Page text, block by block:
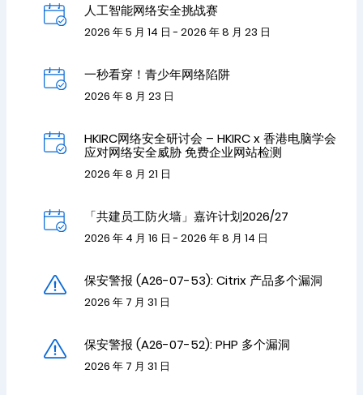
人工智能网络安全挑战赛
2026 年 5 月 14 日 - 2026 年 8 月 23 日
一秒看穿！青少年网络陷阱
2026 年 8 月 23 日
HKIRC网络安全研讨会 – HKIRC x 香港电脑学会
应对网络安全威胁 免费企业网站检测
2026 年 8 月 21 日
「共建员工防火墙」嘉许计划2026/27
2026 年 4 月 16 日 - 2026 年 8 月 14 日
保安警报 (A26-07-53): Citrix 产品多个漏洞
2026 年 7 月 31 日
保安警报 (A26-07-52): PHP 多个漏洞
2026 年 7 月 31 日